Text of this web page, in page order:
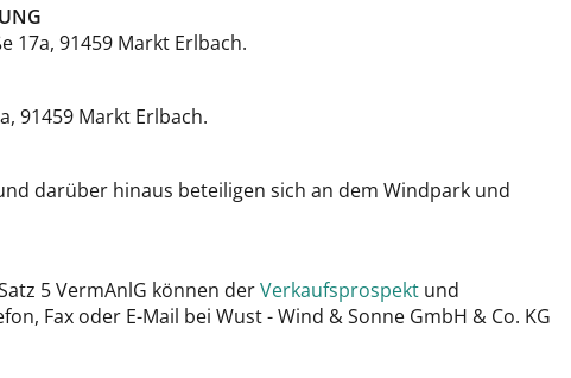
17a, 91459 Markt Erlbach.
91459 Markt Erlbach.
darüber hinaus beteiligen sich an dem Windpark und
5 VermAnlG können derVerkaufsprospektund
Fax oder E-Mail bei Wust - Wind & Sonne GmbH & Co. KG